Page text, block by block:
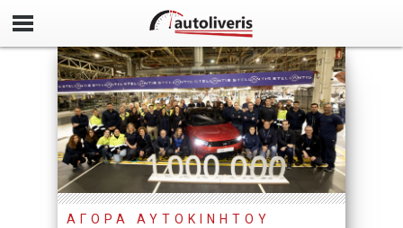
ΑΓΟΡΑ ΑΥΤΟΚΙΝΗΤΟΥ